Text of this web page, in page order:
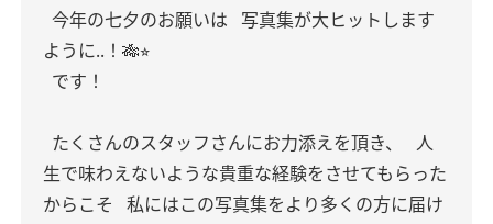
今年の七夕のお願いは 写真集が大ヒットします
ように..！🎋⭐︎
です！
たくさんのスタッフさんにお力添えを頂き、
人
生で味わえないような貴重な経験をさせてもらった
からこそ
私にはこの写真集をより多くの方に届け